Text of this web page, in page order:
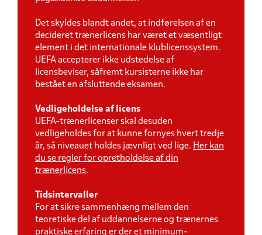
Det skyldes blandt andet, at indførelsen af en
decideret trænerlicens har været et væsentligt
element i det internationale klublicenssystem.
UEFA accepterer ikke udstedelse af
licensbeviser, såfremt kursisterne ikke har
bestået en afsluttende eksamen.
Vedligeholdelse af licens
UEFA-trænerlicenser skal desuden
vedligeholdes for at kunne fornyes hvert tredje
år, så niveauet holdes jævnligt ved lige. Her kan
du se regler for opretholdelse af din
trænerlicens.
Tidsintervaller
For at sikre sammenhæng mellem den
teoretiske del af uddannelserne og trænernes
praktiske erfaring er der et minimum-